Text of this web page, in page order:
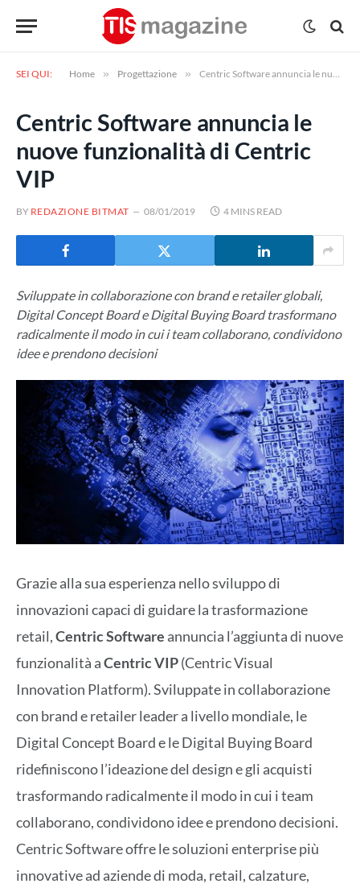
SEI QUI: Home » Progettazione » Centric Software annuncia le nuove funzionalità di Centric VIP
Centric Software annuncia le
nuove funzionalità di Centric
VIP
BY REDAZIONE BITMAT 08/01/2019 4 MINS READ
Sviluppate in collaborazione con brand e retailer globali,
Digital Concept Board e Digital Buying Board trasformano
radicalmente il modo in cui i team collaborano, condividono
idee e prendono decisioni
Grazie alla sua esperienza nello sviluppo di
innovazioni capaci di guidare la trasformazione
retail,Centric Software annuncia l’aggiunta di nuove
funzionalità aCentric VIP(Centric Visual
Innovation Platform). Sviluppate in collaborazione
con brand e retailer leader a livello mondiale, le
Digital Concept Board e le Digital Buying Board
ridefiniscono l’ideazione del design e gli acquisti
trasformando radicalmente il modo in cui i team
collaborano, condividono idee e prendono decisioni.
Centric Software offre le soluzioni enterprise più
innovative ad aziende di moda, retail, calzature,